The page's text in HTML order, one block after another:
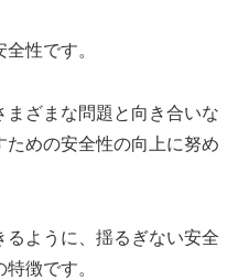
性です。
ざまな問題と向き合いな
めの安全性の向上に努め
ように、揺るぎない安全
徴です。